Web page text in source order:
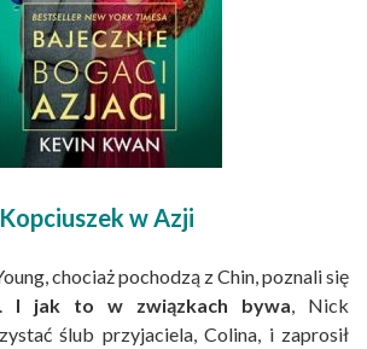
Kopciuszek w Azji
chociaż pochodzą z Chin, poznali się
I jak to w związkach bywa, Nick
ślub przyjaciela, Colina, i zaprosił